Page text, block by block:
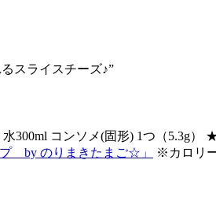
スライスチーズ♪”
300ml コンソメ(固形) 1つ（5.3g
by のりまきたまご☆」 ※カロリ